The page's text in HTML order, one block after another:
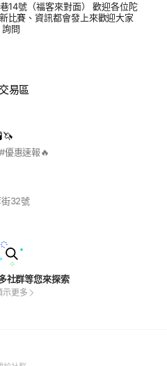
14號（福客來對面） 歡迎各位陀
比賽、資訊都會發上來歡迎大家
詢問
易區
優惠速報🔥
32號
社群等您來探索
示更多